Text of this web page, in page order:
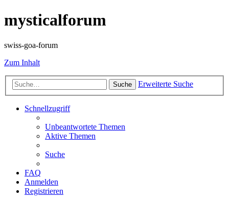
mysticalforum
swiss-goa-forum
Zum Inhalt
Suche Erweiterte Suche
Schnellzugriff
Unbeantwortete Themen
Aktive Themen
Suche
FAQ
Anmelden
Registrieren